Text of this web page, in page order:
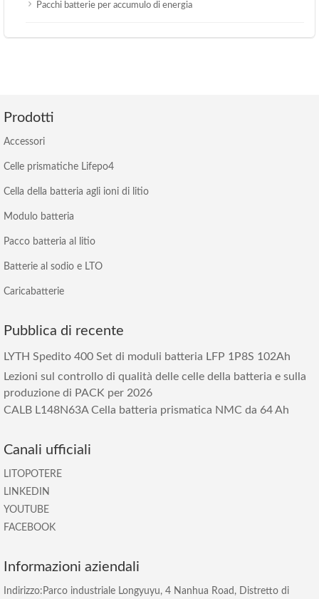
Pacchi batterie per accumulo di energia
Prodotti
Accessori
Celle prismatiche Lifepo4
Cella della batteria agli ioni di litio
Modulo batteria
Pacco batteria al litio
Batterie al sodio e LTO
Caricabatterie
Pubblica di recente
LYTH Spedito 400 Set di moduli batteria LFP 1P8S 102Ah
Lezioni sul controllo di qualità delle celle della batteria e sulla
produzione di PACK per 2026
CALB L148N63A Cella batteria prismatica NMC da 64 Ah
Canali ufficiali
LITOPOTERE
LINKEDIN
YOUTUBE
FACEBOOK
Informazioni aziendali
Indirizzo:Parco industriale Longyuyu, 4 Nanhua Road, Distretto di